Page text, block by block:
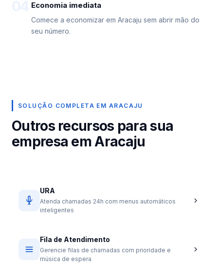
Economia imediata
Comece a economizar em Aracaju sem abrir mão do
seu número.
SOLUÇÃO COMPLETA EM ARACAJU
Outros recursos para sua
empresa em Aracaju
URA
Atenda chamadas 24h com menus automáticos
inteligentes
Fila de Atendimento
Gerencie filas de chamadas com prioridade e
música de espera